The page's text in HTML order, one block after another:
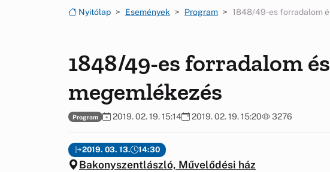
Nyitólap Események Program 1848/49-es forradalom
1848/49-es forradalom
megemlékezés
Program 2019. 02. 19. 15:14 2019. 02. 19. 15:20 3276
2019. 03. 13. 14:30
Bakonyszentlászló, Művelődési ház